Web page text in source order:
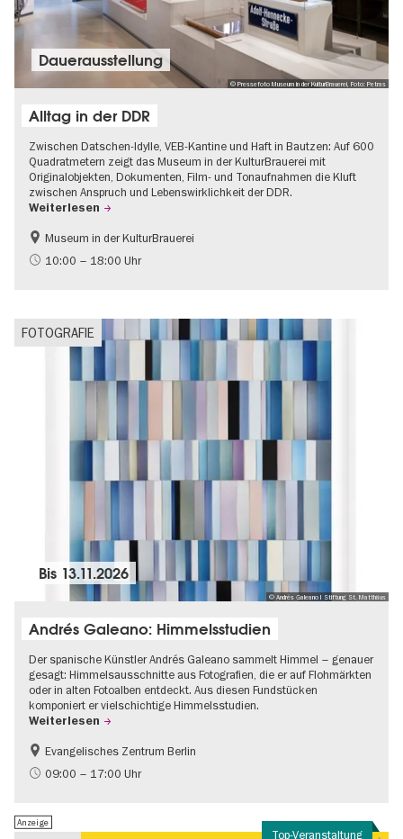
© Pressefoto Museum in der KulturBrauerei, Foto: Petras
Dauer­aus­stel­lung
Alltag in der DDR
Zwischen Datschen-Idylle, VEB-Kantine und Haft in Bautzen: Auf 600
Quadratmetern zeigt das Museum in der KulturBrauerei mit
Originalobjekten, Dokumenten, Film- und Tonaufnahmen die Kluft
zwischen Anspruch und Lebenswirklichkeit der DDR.
Weiterlesen
Berliner Mauer
DDR-Geschichte
Museum in der KulturBrauerei
10:00 – 18:00 Uhr
FOTOGRAFIE
© Andrés Galeano I Stiftung St. Matthäus
Bis 13.11.2026
Andrés Galeano: Himmelsstudien
Der spanische Künstler Andrés Galeano sammelt Himmel – genauer
gesagt: Himmelsausschnitte aus Fotografien, die er auf Flohmärkten
oder in alten Fotoalben entdeckt. Aus diesen Fundstücken
komponiert er vielschichtige Himmelsstudien.
Weiterlesen
Gratis
Evangelisches Zentrum Berlin
09:00 – 17:00 Uhr
Top-Veranstaltung
Anzeige